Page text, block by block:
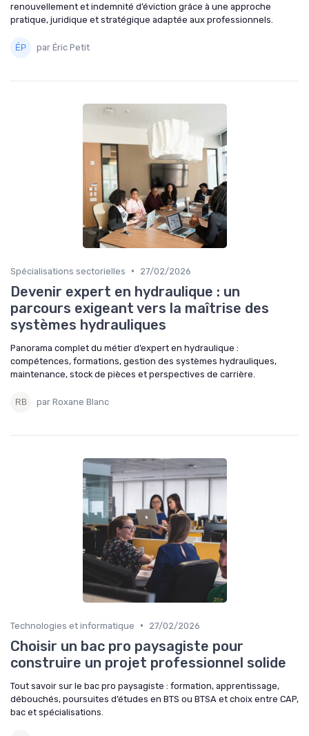
renouvellement et indemnité d’éviction grâce à une approche
pratique, juridique et stratégique adaptée aux professionnels.
par Éric Petit
Spécialisations sectorielles • 27/02/2026
Devenir expert en hydraulique : un
parcours exigeant vers la maîtrise des
systèmes hydrauliques
Panorama complet du métier d’expert en hydraulique :
compétences, formations, gestion des systèmes hydrauliques,
maintenance, stock de pièces et perspectives de carrière.
par Roxane Blanc
Technologies et informatique • 27/02/2026
Choisir un bac pro paysagiste pour
construire un projet professionnel solide
Tout savoir sur le bac pro paysagiste : formation, apprentissage,
débouchés, poursuites d’études en BTS ou BTSA et choix entre CAP,
bac et spécialisations.